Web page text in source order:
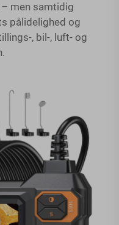
men samtidig
pålidelighed og
, bil-, luft- og